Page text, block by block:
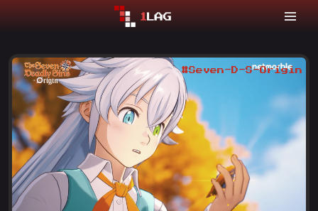
#Seven-D-S-Origin